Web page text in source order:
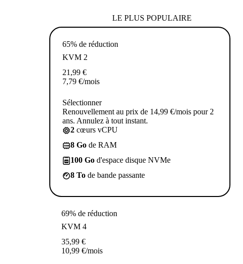
LE PLUS POPULAIRE
65% de réduction
KVM 2
21,99 €
7,79 €/mois
Sélectionner
Renouvellement au prix de 14,99 €/mois pour 2
ans. Annulez à tout instant.
2 cœurs vCPU
8 Go de RAM
100 Go d'espace disque NVMe
8 To de bande passante
69% de réduction
KVM 4
35,99 €
10,99 €/mois